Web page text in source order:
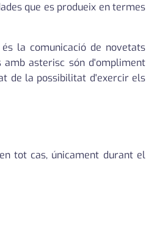
que es produeix en termes
la comunicació de novetats
amb asterisc són d'ompliment
de la possibilitat d'exercir els
tot cas, únicament durant el